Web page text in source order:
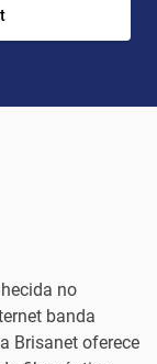
no
banda
Brisanet oferece